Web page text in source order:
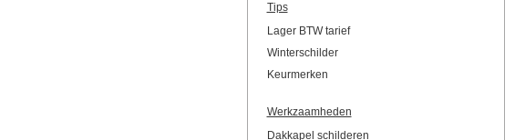
Tips
Lager BTW tarief
Winterschilder
Keurmerken
Werkzaamheden
Dakkapel schilderen